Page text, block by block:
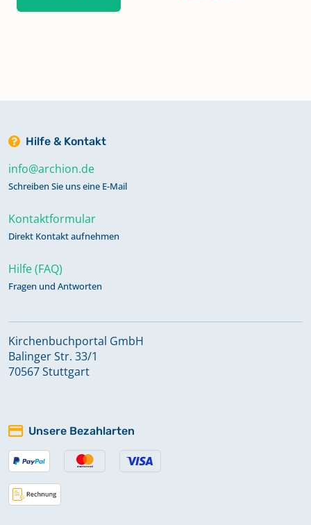
Hilfe & Kontakt
info@archion.de
Schreiben Sie uns eine E-Mail
Kontaktformular
Direkt Kontakt aufnehmen
Hilfe (FAQ)
Fragen und Antworten
Kirchenbuchportal GmbH
Balinger Str. 33/1
70567 Stuttgart
Unsere Bezahlarten